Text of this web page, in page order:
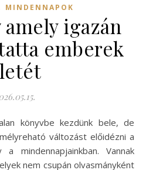
MINDENNAPOK
amely igazán
emberek
változást előidézni a
a mindennapjainkban. Vannak
nem csupán olvasmányként